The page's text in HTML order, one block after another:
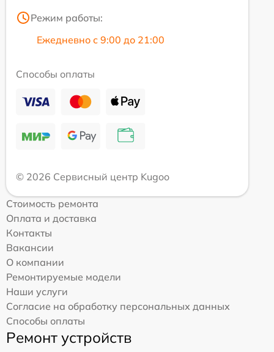
Режим работы:
Ежедневно с 9:00 до 21:00
Способы оплаты
© 2026 Сервисный центр Kugoo
Стоимость ремонта
Оплата и доставка
Контакты
Вакансии
О компании
Ремонтируемые модели
Наши услуги
Согласие на обработку персональных данных
Способы оплаты
Ремонт устройств